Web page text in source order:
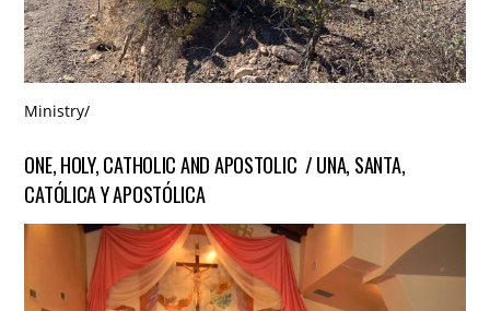
Ministry/
ONE, HOLY, CATHOLIC AND APOSTOLIC / UNA, SANTA,
CATÓLICA Y APOSTÓLICA